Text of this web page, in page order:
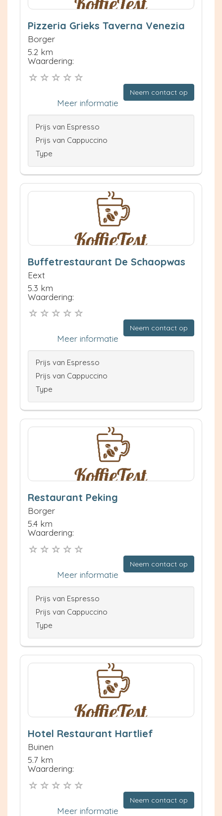
Pizzeria Grieks Taverna Venezia
Borger
5.2 km
Waardering:
Neem contact op
Meer informatie
Prijs van Espresso
Prijs van Cappuccino
Type
Buffetrestaurant De Schaopwas
Eext
5.3 km
Waardering:
Neem contact op
Meer informatie
Prijs van Espresso
Prijs van Cappuccino
Type
Restaurant Peking
Borger
5.4 km
Waardering:
Neem contact op
Meer informatie
Prijs van Espresso
Prijs van Cappuccino
Type
Hotel Restaurant Hartlief
Buinen
5.7 km
Waardering:
Neem contact op
Meer informatie